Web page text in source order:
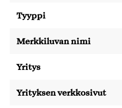
Tyyppi
Merkkiluvan nimi
Yritys
Yrityksen verkkosivut